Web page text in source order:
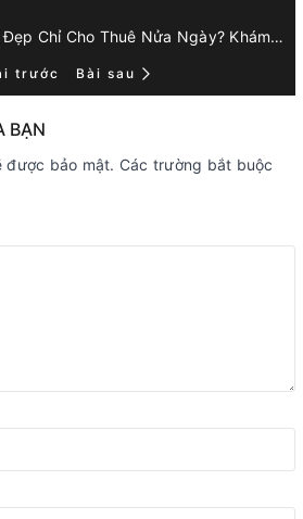
Tại Sao Nhiều Xe Cưới Đẹp Chỉ Cho Thuê Nửa Ngày? Khám Phá Nguyên Nhân
trước Bài sau
BẠN
được bảo mật. Các trường bắt buộc